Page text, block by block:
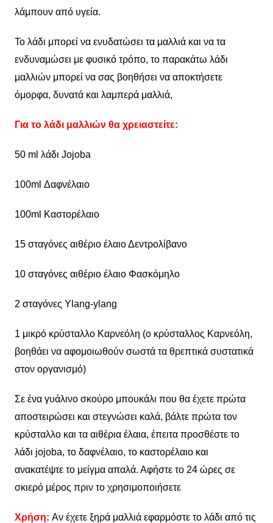
λάμπουν από υγεία.
Το λάδι μπορεί να ενυδατώσει τα μαλλιά και να τα
ενδυναμώσει με φυσικό τρόπο, το παρακάτω λάδι
μαλλιών μπορεί να σας βοηθήσει να αποκτήσετε
όμορφα, δυνατά και λαμπερά μαλλιά,
Για το λάδι μαλλιών θα χρειαστείτε:
50 ml λάδι Jojoba
100ml Δαφνέλαιο
100ml Καστορέλαιο
15 σταγόνες αιθέριο έλαιο Δεντρολίβανο
10 σταγόνες αιθέριο έλαιο Φασκόμηλο
2 σταγόνες Ylang-ylang
1 μικρό κρύσταλλο Καρνεόλη (ο κρύσταλλος Καρνεόλη,
βοηθάει να αφομοιωθούν σωστά τα θρεπτικά συστατικά
στον οργανισμό)
Σε ένα γυάλινο σκούρο μπουκάλι που θα έχετε πρώτα
αποστειρώσει και στεγνώσει καλά, βάλτε πρώτα τον
κρύσταλλο και τα αιθέρια έλαια, έπειτα προσθέστε το
λάδι jojoba, το δαφνέλαιο, το καστορέλαιο και
ανακατέψτε το μείγμα απαλά. Αφήστε το 24 ώρες σε
σκιερό μέρος πριν το χρησιμοποιήσετε
Χρήση: Αν έχετε ξηρά μαλλιά εφαρμόστε το λάδι από τις